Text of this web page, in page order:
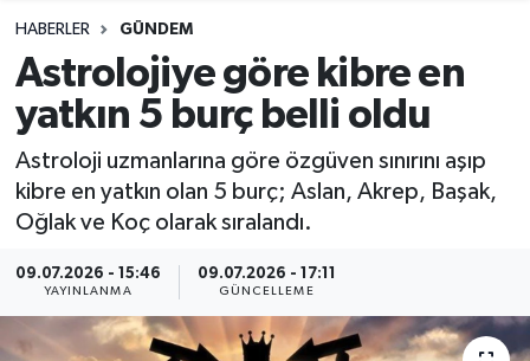
HABERLER GÜNDEM
Astrolojiye göre kibre en
yatkın 5 burç belli oldu
Astroloji uzmanlarına göre özgüven sınırını aşıp
kibre en yatkın olan 5 burç; Aslan, Akrep, Başak,
Oğlak ve Koç olarak sıralandı.
09.07.2026 - 15:46
YAYINLANMA
09.07.2026 - 17:11
GÜNCELLEME
Resmi İlanlar
Alanyaspor
Turizm
E-Gazete
Süper Lig Puan Durumu ve Fikstür
Tüm Manşetler
Son Dakika Haberleri
Haber Arşivi